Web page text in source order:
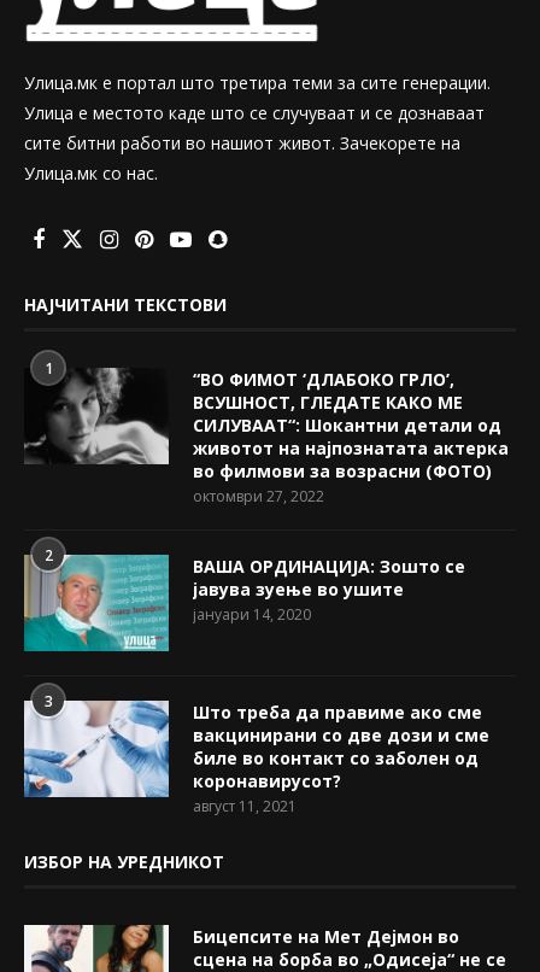
Улица.мк е портал што третира теми за сите генерации.
Улица е местото каде што се случуваат и се дознаваат
сите битни работи во нашиот живот. Зачекорете на
Улица.мк со нас.
НАЈЧИТАНИ ТЕКСТОВИ
1
“ВО ФИМОТ ‘ДЛАБОКО ГРЛО’,
ВСУШНОСТ, ГЛЕДАТЕ КАКО МЕ
СИЛУВААТ“: Шокантни детали од
животот на најпознатата актерка
во филмови за возрасни (ФОТО)
октомври 27, 2022
2
ВАША ОРДИНАЦИЈА: Зошто се
јавува зуење во ушите
јануари 14, 2020
3
Што треба да правиме ако сме
вакцинирани со две дози и сме
биле во контакт со заболен од
коронавирусот?
август 11, 2021
ИЗБОР НА УРЕДНИКОТ
Бицепсите на Мет Дејмон во
сцена на борба во „Одисеја“ не се